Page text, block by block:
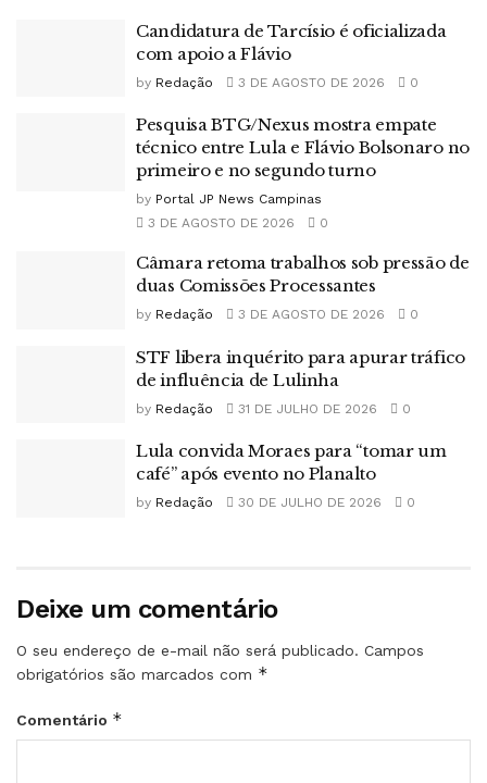
Candidatura de Tarcísio é oficializada
com apoio a Flávio
by Redação 3 DE AGOSTO DE 2026 0
Pesquisa BTG/Nexus mostra empate
técnico entre Lula e Flávio Bolsonaro no
primeiro e no segundo turno
by Portal JP News Campinas
3 DE AGOSTO DE 2026
0
Câmara retoma trabalhos sob pressão de
duas Comissões Processantes
by Redação 3 DE AGOSTO DE 2026 0
STF libera inquérito para apurar tráfico
de influência de Lulinha
by Redação 31 DE JULHO DE 2026 0
Lula convida Moraes para “tomar um
café” após evento no Planalto
by Redação 30 DE JULHO DE 2026 0
Deixe um comentário
O seu endereço de e-mail não será publicado. Campos
obrigatórios são marcados com *
Comentário *